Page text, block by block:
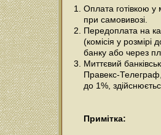
Оплата готівкою
при самовивозі.
Передоплата на
(комісія у розмірі
банку або через
Миттєвий
Правекс-Телеграф,
до 1%,
Примітка: